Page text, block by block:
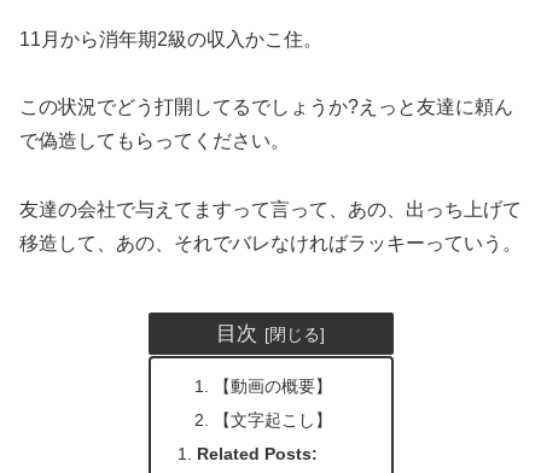
11月から消年期2級の収入かこ住。
この状況でどう打開してるでしょうか?えっと友達に頼ん
で偽造してもらってください。
友達の会社で与えてますって言って、あの、出っち上げて
移造して、あの、それでバレなければラッキーっていう。
目次
【動画の概要】
【文字起こし】
Related Posts: